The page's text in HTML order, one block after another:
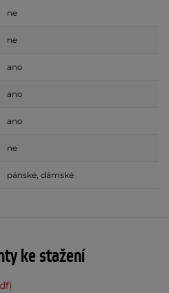
ne
ne
ano
ano
ano
ne
pánské, dámské
ke stažení